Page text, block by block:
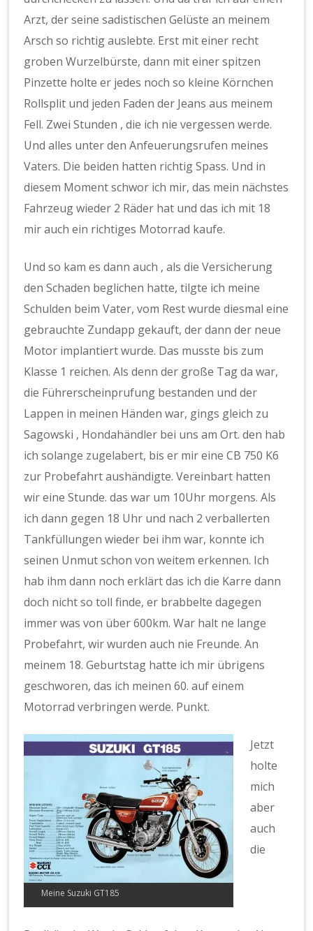
Arzt, der seine sadistischen Gelüste an meinem
Arsch so richtig auslebte. Erst mit einer recht
groben Wurzelbürste, dann mit einer spitzen
Pinzette holte er jedes noch so kleine Körnchen
Rollsplit und jeden Faden der Jeans aus meinem
Fell. Zwei Stunden , die ich nie vergessen werde.
Und alles unter den Anfeuerungsrufen meines
Vaters. Die beiden hatten richtig Spass. Und in
diesem Moment schwor ich mir, das mein nächstes
Fahrzeug wieder 2 Räder hat und das ich mit 18
mir auch ein richtiges Motorrad kaufe.
Und so kam es dann auch , als die Versicherung
den Schaden beglichen hatte, tilgte ich meine
Schulden beim Vater, vom Rest wurde diesmal eine
gebrauchte Zundapp gekauft, der dann der neue
Motor implantiert wurde. Das musste bis zum
Klasse 1 reichen. Als denn der große Tag da war,
die Führerscheinprufung bestanden und der
Lappen in meinen Händen war, gings gleich zu
Sagowski , Hondahändler bei uns am Ort. den hab
ich solange zugelabert, bis er mir eine CB 750 K6
zur Probefahrt aushändigte. Vereinbart hatten
wir eine Stunde. das war um 10Uhr morgens. Als
ich dann gegen 18 Uhr und nach 2 verballerten
Tankfüllungen wieder bei ihm war, konnte ich
seinen Unmut schon von weitem erkennen. Ich
hab ihm dann noch erklärt das ich die Karre dann
doch nicht so toll finde, er brabbelte dagegen
immer was von über 600km. War halt ne lange
Probefahrt, wir wurden auch nie Freunde. An
meinem 18. Geburtstag hatte ich mir übrigens
geschworen, das ich meinen 60. auf einem
Motorrad verbringen werde. Punkt.
Meine Suzuki GT185
Jetzt
holte
mich
aber
auch
die